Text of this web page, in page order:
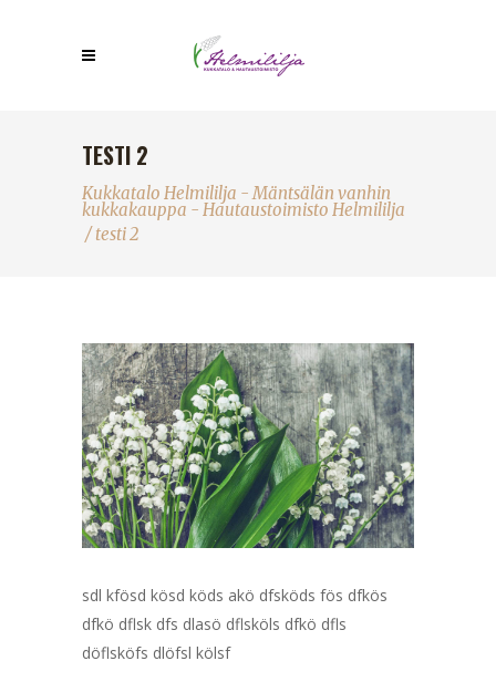
TESTI 2
Kukkatalo Helmililja - Mäntsälän vanhin
kukkakauppa - Hautaustoimisto Helmililja
/testi 2
sdl kfösd kösd köds akö dfsköds fös dfkös
dfkö dflsk dfs dlasö dflsköls dfkö dfls
döflsköfs dlöfsl kölsf